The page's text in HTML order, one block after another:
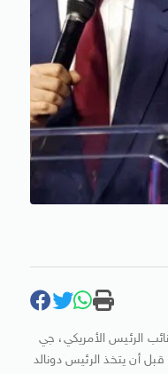
الرئيس الأمريكي، جي
أن يتخذ الرئيس دونالد